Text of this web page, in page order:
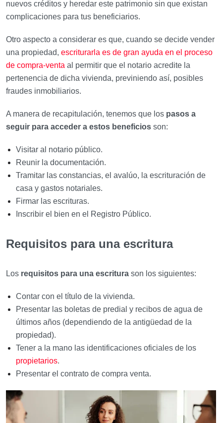
nuevos créditos y heredar este patrimonio sin que existan
complicaciones para tus beneficiarios.
Otro aspecto a considerar es que, cuando se decide vender
una propiedad, escriturarla es de gran ayuda en el proceso
de compra-venta al permitir que el notario acredite la
pertenencia de dicha vivienda, previniendo así, posibles
fraudes inmobiliarios.
A manera de recapitulación, tenemos que los pasos a
seguir para acceder a estos beneficios son:
Visitar al notario público.
Reunir la documentación.
Tramitar las constancias, el avalúo, la escrituración de
casa y gastos notariales.
Firmar las escrituras.
Inscribir el bien en el Registro Público.
Requisitos para una escritura
Los requisitos para una escritura son los siguientes:
Contar con el título de la vivienda.
Presentar las boletas de predial y recibos de agua de
últimos años (dependiendo de la antigüedad de la
propiedad).
Tener a la mano las identificaciones oficiales de los
propietarios.
Presentar el contrato de compra venta.